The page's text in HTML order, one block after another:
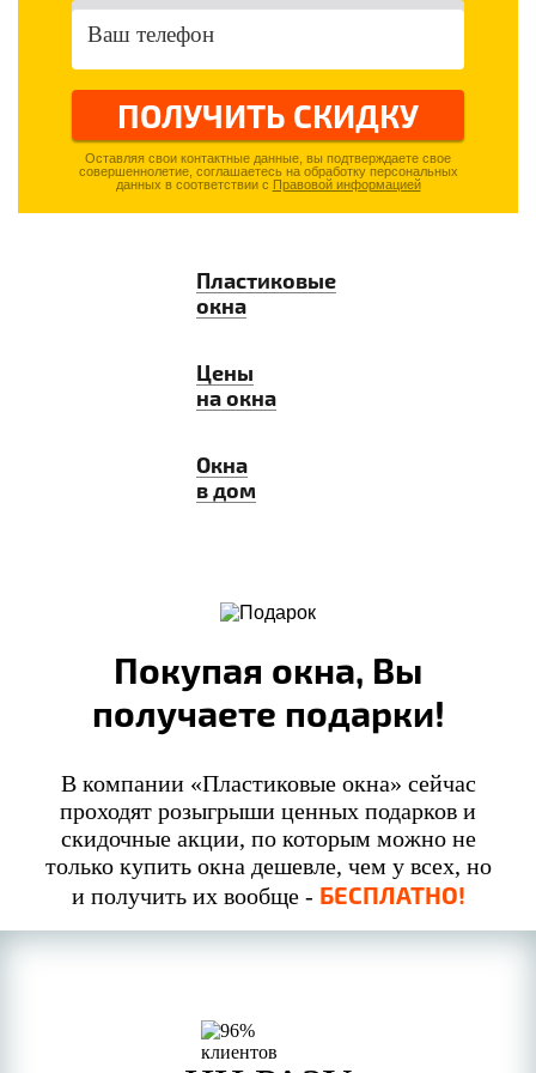
ПОЛУЧИТЬ СКИДКУ
Оставляя свои контактные данные, вы подтверждаете свое
совершеннолетие, соглашаетесь на обработку персональных
данных в соответствии с Правовой информацией
Пластиковые
окна
Цены
на окна
Окна
в дом
Покупая окна, Вы
получаете подарки!
В компании «Пластиковые окна» сейчас
проходят розыгрыши ценных подарков и
скидочные акции, по которым можно не
только купить окна дешевле, чем у всех, но
и получить их вообще - БЕСПЛАТНО!